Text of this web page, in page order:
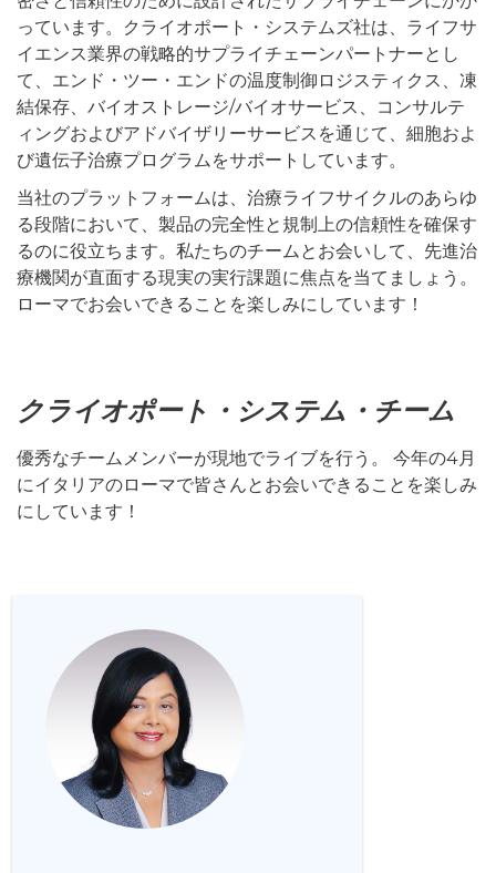
っています。クライオポート・システムズ社は、ライフサ
イエンス業界の戦略的サプライチェーンパートナーとし
て、エンド・ツー・エンドの温度制御ロジスティクス、凍
結保存、バイオストレージ/バイオサービス、コンサルテ
ィングおよびアドバイザリーサービスを通じて、細胞およ
び遺伝子治療プログラムをサポートしています。
当社のプラットフォームは、治療ライフサイクルのあらゆ
る段階において、製品の完全性と規制上の信頼性を確保す
るのに役立ちます。私たちのチームとお会いして、先進治
療機関が直面する現実の実行課題に焦点を当てましょう。
ローマでお会いできることを楽しみにしています！
クライオポート・システム・チーム
優秀なチームメンバーが現地でライブを行う。 今年の4月
にイタリアのローマで皆さんとお会いできることを楽しみ
にしています！